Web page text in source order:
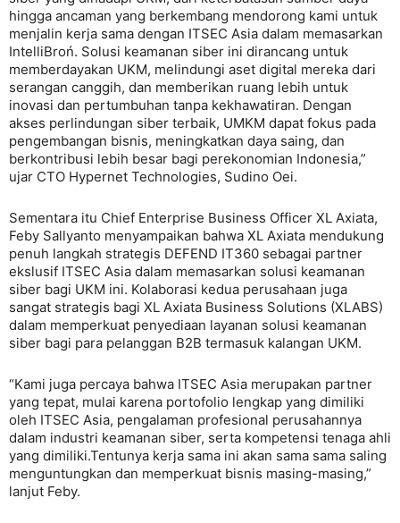
hingga ancaman yang berkembang mendorong kami untuk
menjalin kerja sama dengan ITSEC Asia dalam memasarkan
IntelliBroń. Solusi keamanan siber ini dirancang untuk
memberdayakan UKM, melindungi aset digital mereka dari
serangan canggih, dan memberikan ruang lebih untuk
inovasi dan pertumbuhan tanpa kekhawatiran. Dengan
akses perlindungan siber terbaik, UMKM dapat fokus pada
pengembangan bisnis, meningkatkan daya saing, dan
berkontribusi lebih besar bagi perekonomian Indonesia,”
ujar CTO Hypernet Technologies, Sudino Oei.
Sementara itu Chief Enterprise Business Officer XL Axiata,
Feby Sallyanto menyampaikan bahwa XL Axiata mendukung
penuh langkah strategis DEFEND IT360 sebagai partner
ekslusif ITSEC Asia dalam memasarkan solusi keamanan
siber bagi UKM ini. Kolaborasi kedua perusahaan juga
sangat strategis bagi XL Axiata Business Solutions (XLABS)
dalam memperkuat penyediaan layanan solusi keamanan
siber bagi para pelanggan B2B termasuk kalangan UKM.
“Kami juga percaya bahwa ITSEC Asia merupakan partner
yang tepat, mulai karena portofolio lengkap yang dimiliki
oleh ITSEC Asia, pengalaman profesional perusahannya
dalam industri keamanan siber, serta kompetensi tenaga ahli
yang dimiliki.Tentunya kerja sama ini akan sama sama saling
menguntungkan dan memperkuat bisnis masing-masing,”
lanjut Feby.